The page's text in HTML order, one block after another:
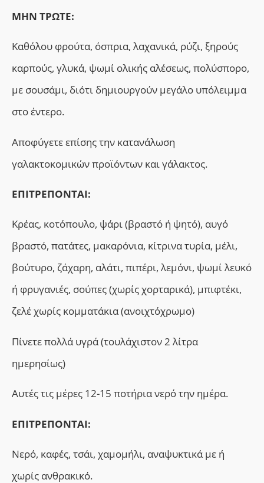
ΜΗΝ ΤΡΩΤΕ:
Καθόλου φρούτα, όσπρια, λαχανικά, ρύζι, ξηρούς
καρπούς, γλυκά, ψωμί ολικής αλέσεως, πολύσπορο,
με σουσάμι, διότι δημιουργούν μεγάλο υπόλειμμα
στο έντερο.
Αποφύγετε επίσης την κατανάλωση
γαλακτοκομικών προϊόντων και γάλακτος.
ΕΠΙΤΡΕΠΟΝΤΑΙ:
Κρέας, κοτόπουλο, ψάρι (βραστό ή ψητό), αυγό
βραστό, πατάτες, μακαρόνια, κίτρινα τυρία, μέλι,
βούτυρο, ζάχαρη, αλάτι, πιπέρι, λεμόνι, ψωμί λευκό
ή φρυγανιές, σούπες (χωρίς χορταρικά), μπιφτέκι,
ζελέ χωρίς κομματάκια (ανοιχτόχρωμο)
Πίνετε πολλά υγρά (τουλάχιστον 2 λίτρα
ημερησίως)
Αυτές τις μέρες 12-15 ποτήρια νερό την ημέρα.
ΕΠΙΤΡΕΠΟΝΤΑΙ:
Νερό, καφές, τσάι, χαμομήλι, αναψυκτικά με ή
χωρίς ανθρακικό.